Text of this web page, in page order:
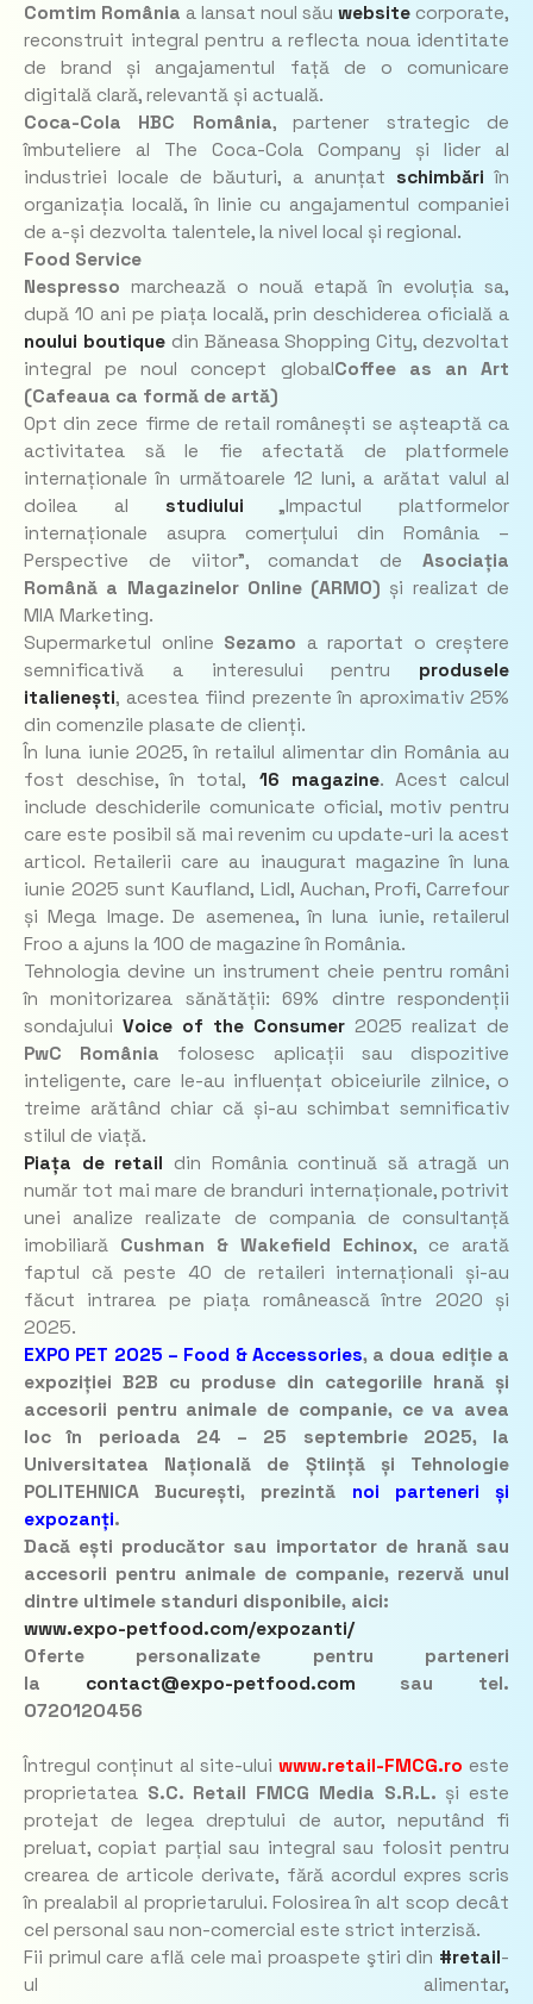
Comtim România a lansat noul său website corporate,
reconstruit integral pentru a reflecta noua identitate
de brand și angajamentul față de o comunicare
digitală clară, relevantă și actuală.
Coca-Cola HBC România, partener strategic de
îmbuteliere al The Coca-Cola Company și lider al
industriei locale de băuturi, a anunțat schimbări în
organizația locală, în linie cu angajamentul companiei
de a-și dezvolta talentele, la nivel local și regional.
Food Service
Nespresso marchează o nouă etapă în evoluția sa,
după 10 ani pe piața locală, prin deschiderea oficială a
noului boutiquedin Băneasa Shopping City, dezvoltat
integral pe noul concept globalCoffee as an Art
(Cafeaua ca formă de artă)
Opt din zece firme de retail românești se așteaptă ca
activitatea să le fie afectată de platformele
internaționale în următoarele 12 luni, a arătat valul al
doilea al studiului „Impactul platformelor
internaționale asupra comerțului din România –
Perspective de viitor”, comandat de Asociația
Română a Magazinelor Online (ARMO) și realizat de
MIA Marketing.
Supermarketul online Sezamo a raportat o creștere
semnificativă a interesului pentru produsele
italienești, acestea fiind prezente în aproximativ 25%
din comenzile plasate de clienți.
În luna iunie 2025, în retailul alimentar din România au
fost deschise, în total, 16 magazine. Acest calcul
include deschiderile comunicate oficial, motiv pentru
care este posibil să mai revenim cu update-uri la acest
articol. Retailerii care au inaugurat magazine în luna
iunie 2025 sunt Kaufland, Lidl, Auchan, Profi, Carrefour
și Mega Image. De asemenea, în luna iunie, retailerul
Froo a ajuns la 100 de magazine în România.
Tehnologia devine un instrument cheie pentru români
în monitorizarea sănătății: 69% dintre respondenții
sondajului Voice of the Consumer 2025 realizat de
PwC România folosesc aplicații sau dispozitive
inteligente, care le-au influențat obiceiurile zilnice, o
treime arătând chiar că și-au schimbat semnificativ
stilul de viață.
Piața de retail din România continuă să atragă un
număr tot mai mare de branduri internaționale, potrivit
unei analize realizate de compania de consultanță
imobiliară Cushman & Wakefield Echinox, ce arată
faptul că peste 40 de retaileri internaționali și-au
făcut intrarea pe piața românească între 2020 și
2025.
EXPO PET 2025 – Food & Accessories, a doua ediție a
expoziției B2B cu produse din categoriile hrană și
accesorii pentru animale de companie, ce va avea
loc în perioada 24 – 25 septembrie 2025, la
Universitatea Națională de Știință și Tehnologie
POLITEHNICA București, prezintă noi parteneri și
expozanți.
Dacă ești producător sau importator de hrană sau
accesorii pentru animale de companie, rezervă unul
dintre ultimele standuri disponibile, aici:
www.expo-petfood.com/expozanti/
Oferte personalizate pentru parteneri
la contact@expo-petfood.com sau tel.
0720120456
Întregul conținut al site-ului www.retail-FMCG.ro este
proprietatea S.C. Retail FMCG Media S.R.L. și este
protejat de legea dreptului de autor, neputând fi
preluat, copiat parțial sau integral sau folosit pentru
crearea de articole derivate, fără acordul expres scris
în prealabil al proprietarului. Folosirea în alt scop decât
cel personal sau non-comercial este strict interzisă.
Fii primul care află cele mai proaspete ştiri din #retail-
ul alimentar,